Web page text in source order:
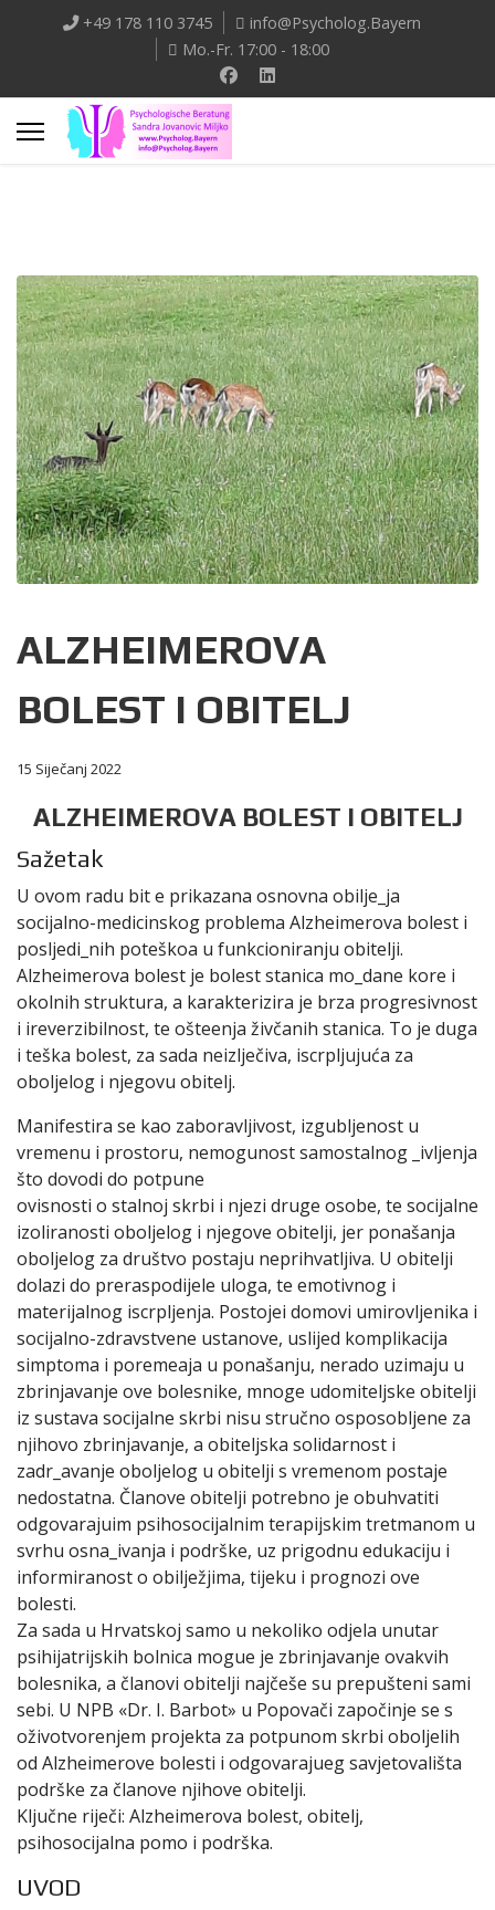
+49 178 110 3745
info@Psycholog.Bayern
Mo.-Fr. 17:00 - 18:00
ALZHEIMEROVA
BOLEST I OBITELJ
15 Siječanj 2022
ALZHEIMEROVA BOLEST I OBITELJ
Sažetak
U ovom radu bit e prikazana osnovna obilje_ja
socijalno-medicinskog problema Alzheimerova bolest i
posljedi_nih poteškoa u funkcioniranju obitelji.
Alzheimerova bolest je bolest stanica mo_dane kore i
okolnih struktura, a karakterizira je brza progresivnost
i ireverzibilnost, te ošteenja živčanih stanica. To je duga
i teška bolest, za sada neizlječiva, iscrpljujuća za
oboljelog i njegovu obitelj.
Manifestira se kao zaboravljivost, izgubljenost u
vremenu i prostoru, nemogunost samostalnog _ivljenja
što dovodi do potpune
ovisnosti o stalnoj skrbi i njezi druge osobe, te socijalne
izoliranosti oboljelog i njegove obitelji, jer ponašanja
oboljelog za društvo postaju neprihvatljiva. U obitelji
dolazi do preraspodijele uloga, te emotivnog i
materijalnog iscrpljenja. Postojei domovi umirovljenika i
socijalno-zdravstvene ustanove, uslijed komplikacija
simptoma i poremeaja u ponašanju, nerado uzimaju u
zbrinjavanje ove bolesnike, mnoge udomiteljske obitelji
iz sustava socijalne skrbi nisu stručno osposobljene za
njihovo zbrinjavanje, a obiteljska solidarnost i
zadr_avanje oboljelog u obitelji s vremenom postaje
nedostatna. Članove obitelji potrebno je obuhvatiti
odgovarajuim psihosocijalnim terapijskim tretmanom u
svrhu osna_ivanja i podrške, uz prigodnu edukaciju i
informiranost o obilježjima, tijeku i prognozi ove
bolesti.
Za sada u Hrvatskoj samo u nekoliko odjela unutar
psihijatrijskih bolnica mogue je zbrinjavanje ovakvih
bolesnika, a članovi obitelji najčeše su prepušteni sami
sebi. U NPB «Dr. I. Barbot» u Popovači započinje se s
oživotvorenjem projekta za potpunom skrbi oboljelih
od Alzheimerove bolesti i odgovarajueg savjetovališta
podrške za članove njihove obitelji.
Ključne riječi: Alzheimerova bolest, obitelj,
psihosocijalna pomo i podrška.
UVOD